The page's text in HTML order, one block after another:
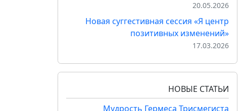
20.05.2026
Новая суггестивная сессия «Я центр
позитивных изменений»
17.03.2026
НОВЫЕ СТАТЬИ
Мудрость Гермеса Трисмегиста